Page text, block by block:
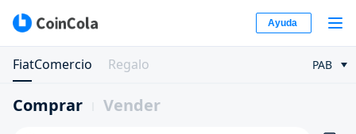
Ayuda
FiatComercio Regalo PAB
Comprar Vender